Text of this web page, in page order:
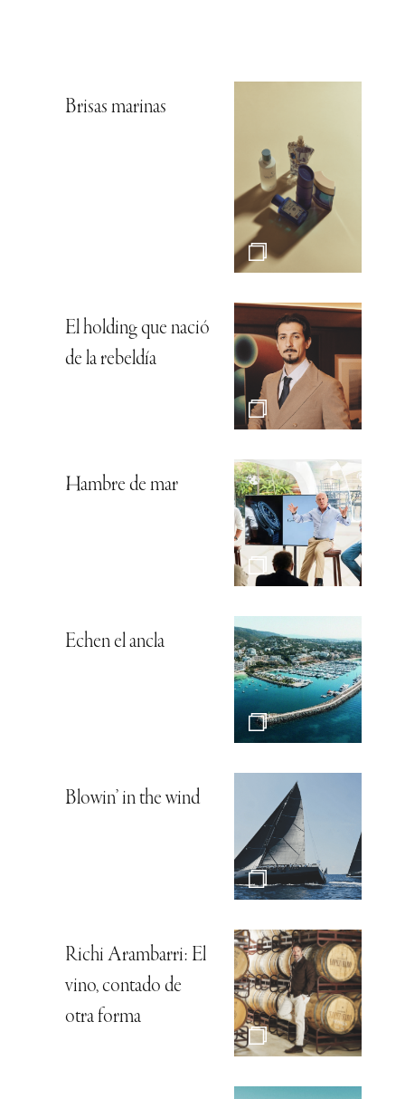
Brisas marinas
El holding que nació
de la rebeldía
Hambre de mar
Echen el ancla
Blowin’ in the wind
Richi Arambarri: El
vino, contado de
otra forma